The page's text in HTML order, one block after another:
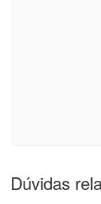
Dúvidas